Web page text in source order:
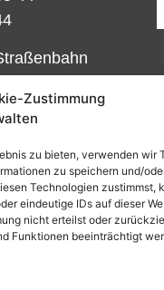
Zustimmung
zu bieten, verwenden wir
zu speichern und/
Technologien zustimmst,
eindeutige IDs auf dieser
nicht erteilst oder
Funktionen beeinträchtigt
12,